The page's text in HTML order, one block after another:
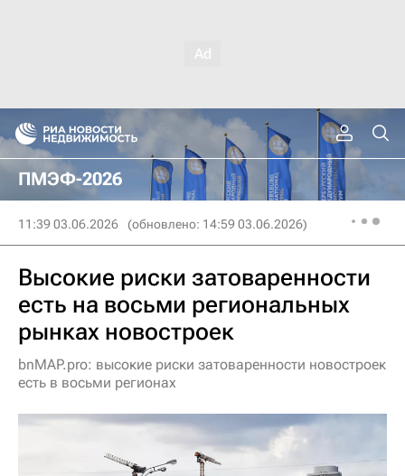
ПМЭФ-2026
11:39 03.06.2026 (обновлено: 14:59 03.06.2026)
Высокие риски затоваренности
есть на восьми региональных
рынках новостроек
bnMAP.pro: высокие риски затоваренности новостроек
есть в восьми регионах